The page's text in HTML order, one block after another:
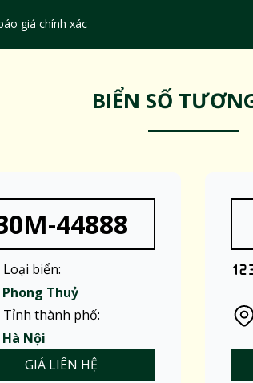
giá chính xác
BIỂN SỐ
44888
Loại biển:
Phong Thuỷ
Tỉnh thành phố:
Hà Nội
GIÁ LIÊN HỆ